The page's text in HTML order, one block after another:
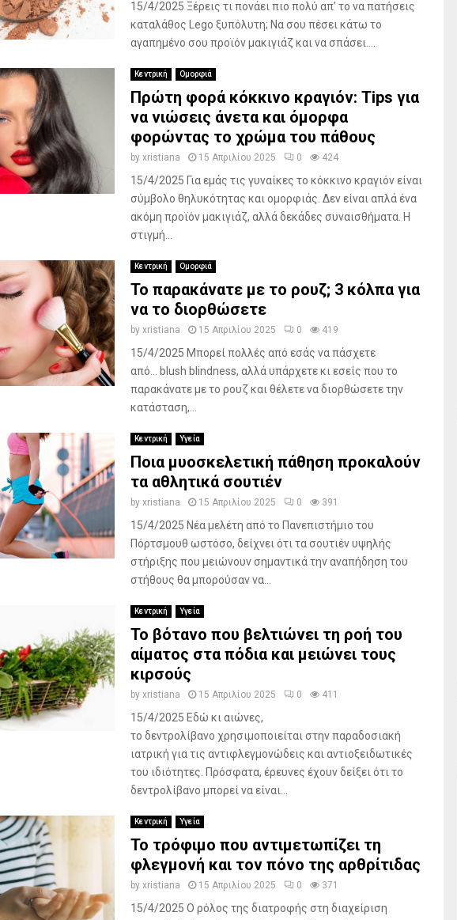
15/4/2025 Ξέρεις τι πονάει πιο πολύ απ’ το να πατήσεις
καταλάθος Lego ξυπόλυτη; Να σου πέσει κάτω το
αγαπημένο σου προϊόν μακιγιάζ και να σπάσει....
Κεντρική Ομορφιά
Πρώτη φορά κόκκινο κραγιόν: Tips για
να νιώσεις άνετα και όμορφα
φορώντας το χρώμα του πάθους
by xristiana 15 Απριλίου 2025 0 424
15/4/2025 Για εμάς τις γυναίκες το κόκκινο κραγιόν είναι
σύμβολο θηλυκότητας και ομορφιάς. Δεν είναι απλά ένα
ακόμη προϊόν μακιγιάζ, αλλά δεκάδες συναισθήματα. Η
στιγμή...
Κεντρική Ομορφιά
Το παρακάνατε με το ρουζ; 3 κόλπα για
να το διορθώσετε
by xristiana 15 Απριλίου 2025 0 419
15/4/2025 Μπορεί πολλές από εσάς να πάσχετε
από… blush blindness, αλλά υπάρχετε κι εσείς που το
παρακάνατε με το ρουζ και θέλετε να διορθώσετε την
κατάσταση,...
Κεντρική Υγεία
Ποια μυοσκελετική πάθηση προκαλούν
τα αθλητικά σουτιέν
by xristiana 15 Απριλίου 2025 0 391
15/4/2025 Νέα μελέτη από το Πανεπιστήμιο του
Πόρτσμουθ ωστόσο, δείχνει ότι τα σουτιέν υψηλής
στήριξης που μειώνουν σημαντικά την αναπήδηση του
στήθους θα μπορούσαν να...
Κεντρική Υγεία
Το βότανο που βελτιώνει τη ροή του
αίματος στα πόδια και μειώνει τους
κιρσούς
by xristiana 15 Απριλίου 2025 0 411
15/4/2025 Εδώ κι αιώνες,
το δεντρολίβανο χρησιμοποιείται στην παραδοσιακή
ιατρική για τις αντιφλεγμονώδεις και αντιοξειδωτικές
του ιδιότητες. Πρόσφατα, έρευνες έχουν δείξει ότι το
δεντρολίβανο μπορεί να είναι...
Κεντρική Υγεία
Το τρόφιμο που αντιμετωπίζει τη
φλεγμονή και τον πόνο της αρθρίτιδας
by xristiana 15 Απριλίου 2025 0 371
15/4/2025 Ο ρόλος της διατροφής στη διαχείριση